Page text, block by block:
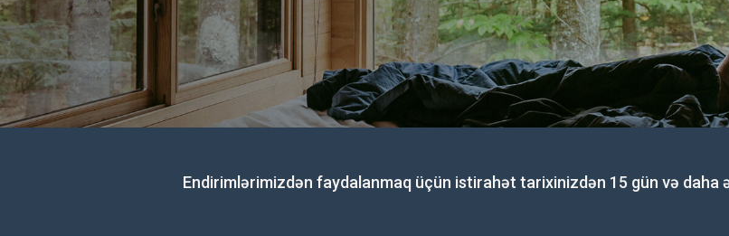
Endirimlərimizdən faydalanmaq üçün istirahət tarixinizdən 15 gün və